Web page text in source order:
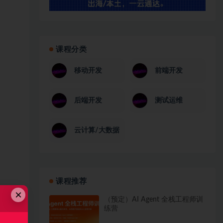
课程分类
移动开发 前端开发
后端开发 测试运维
云计算/大数据
课程推荐
（预定）AI Agent 全栈工程师训
练营
×